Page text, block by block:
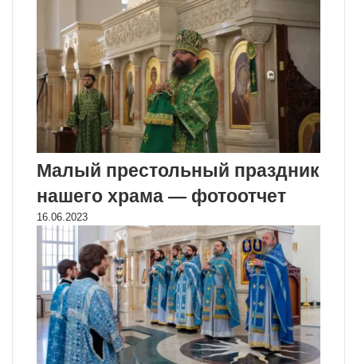
Малый престольный праздник
нашего храма — фотоотчет
16.06.2023